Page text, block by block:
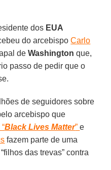
dos EUA
do arcebispoCarlo
deWashington que,
passo de pedir que o
de seguidores sobre
arcebispo que
Black Lives Matter”e
fazem parte de uma
das trevas” contra